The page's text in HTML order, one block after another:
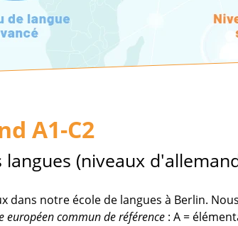
A1-C2
(niveaux
notre école de langues à Berlin.
européen commun de référence : A =